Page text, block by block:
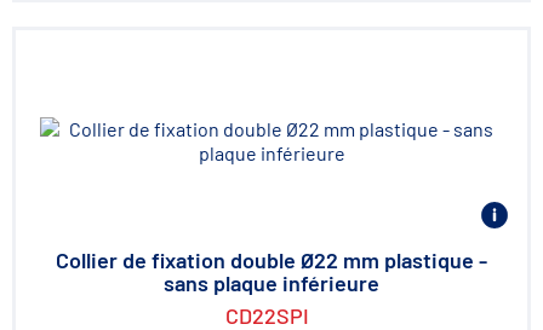
Collier de fixation double Ø22 mm plastique -
sans plaque inférieure
CD22SPI